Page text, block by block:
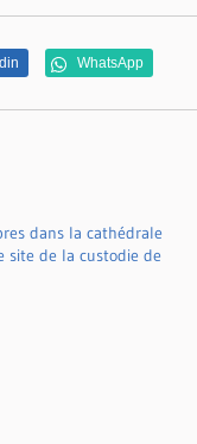
WhatsApp
dans la cathédrale
site de la custodie de